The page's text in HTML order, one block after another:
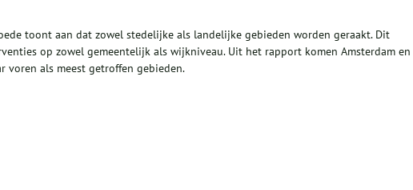
toont aan dat zowel stedelijke als landelijke gebieden worden geraakt. Dit
op zowel gemeentelijk als wijkniveau. Uit het rapport komen Amsterdam en
voren als meest getroffen gebieden.